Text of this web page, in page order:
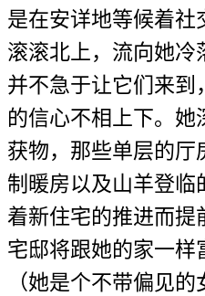
是在安详地等候着社
滚滚北上，流向她冷
并不急于让它们来到
的信心不相上下。她
获物，那些单层的厅
制暖房以及山羊登临
着新住宅的推进而提
宅邸将跟她的家一
（她是个不带偏见